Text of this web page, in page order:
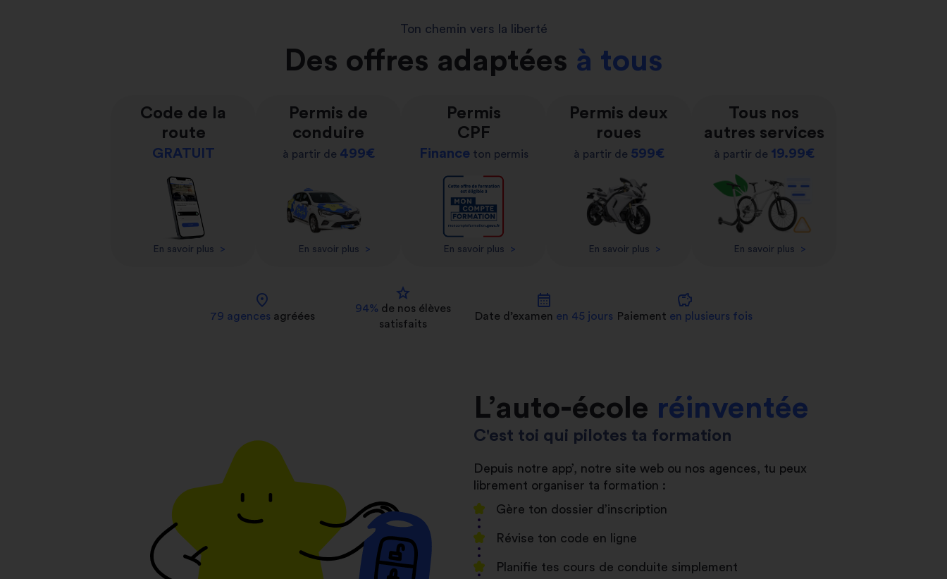
Ton chemin vers la liberté
Des offres adaptées à tous
Code de la
route
GRATUIT
En savoir plus >
Permis de
conduire
à partir de 499€
En savoir plus >
Permis
CPF
Financeton permis
En savoir plus >
Permis deux
roues
à partir de 599€
En savoir plus >
Tous nos
autres services
à partir de 19.99€
En savoir plus >
location_on
79 agences agréées
star
94% de nos élèves
satisfaits
calendar_month
Date d’examen en 45 jours
savings
Paiement en plusieurs fois
L’auto-école réinventée
C'est toi qui pilotes ta formation
Depuis notre app’, notre site web ou nos agences, tu peux
librement organiser ta formation :
Gère ton dossier d’inscription
Révise ton code en ligne
Planifie tes cours de conduite simplement